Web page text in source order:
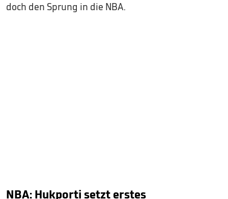
doch den Sprung in die NBA.
NBA: Hukporti setzt erstes